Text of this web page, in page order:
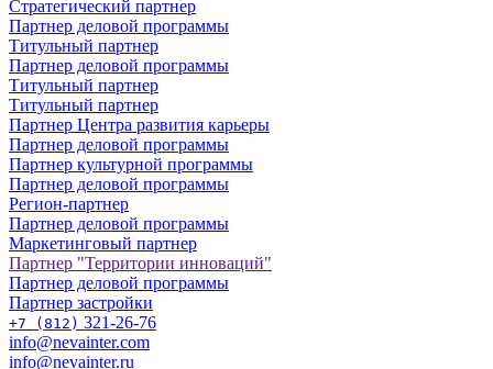
Стратегический партнер
Партнер деловой программы
Титульный партнер
Партнер деловой программы
Титульный партнер
Титульный партнер
Партнер Центра развития карьеры
Партнер деловой программы
Партнер культурной программы
Партнер деловой программы
Регион-партнер
Партнер деловой программы
Маркетинговый партнер
Партнер "Территории инноваций"
Партнер деловой программы
Партнер застройки
+7 (812) 321-26-76
info@nevainter.com
info@nevainter.ru